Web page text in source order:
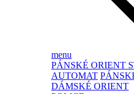
menu
PÁNSKÉ ORIENT
AUTOMAT
DÁMSKÉ ORIENT